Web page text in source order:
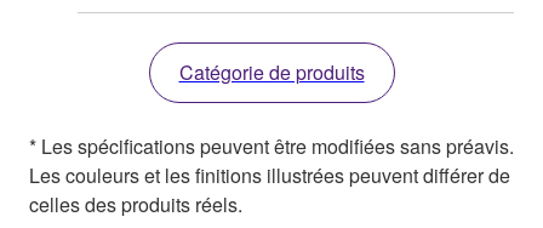
Catégorie de produits
* Les spécifications peuvent être modifiées sans préavis.
Les couleurs et les finitions illustrées peuvent différer de
celles des produits réels.